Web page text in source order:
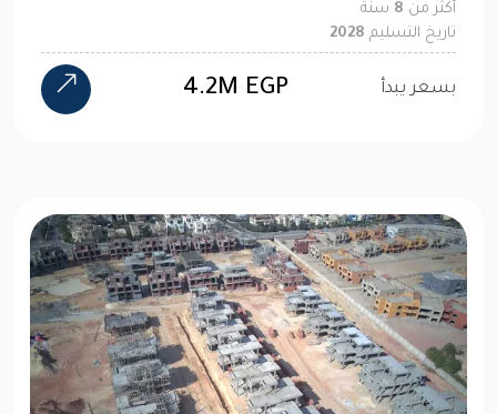
أكثر من 8 سنة
تاريخ التسليم 2028
بسعر يبدأ 4.2M EGP